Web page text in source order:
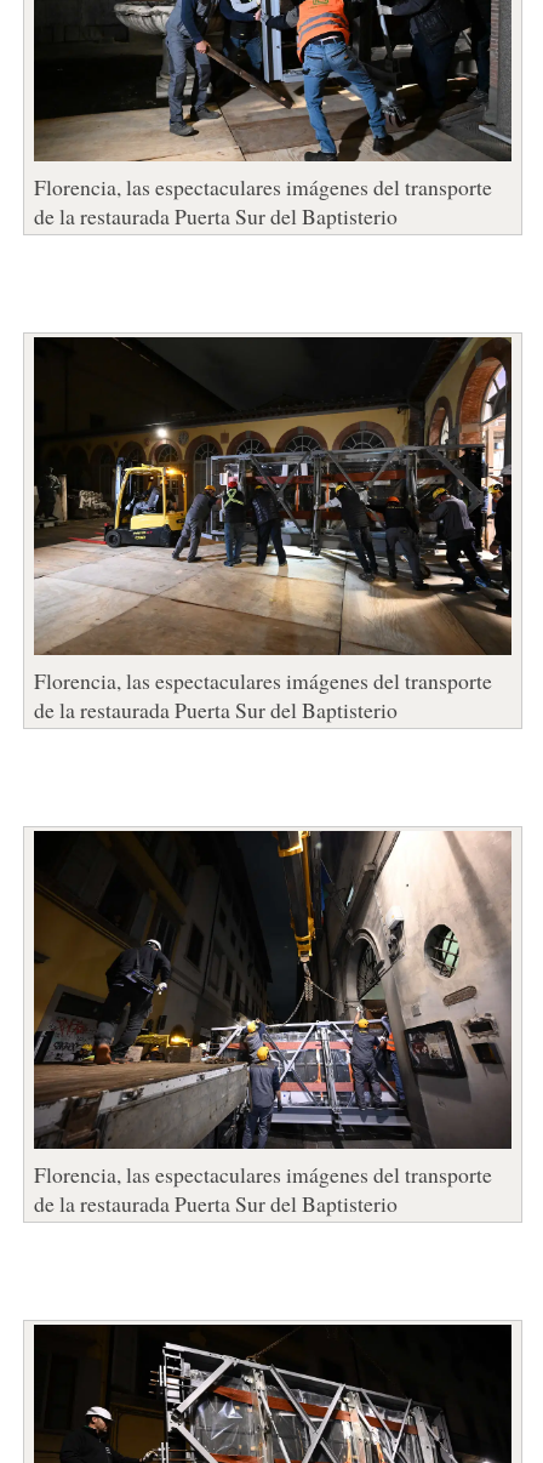
Florencia, las espectaculares imágenes del transporte
de la restaurada Puerta Sur del Baptisterio
Florencia, las espectaculares imágenes del transporte
de la restaurada Puerta Sur del Baptisterio
Florencia, las espectaculares imágenes del transporte
de la restaurada Puerta Sur del Baptisterio